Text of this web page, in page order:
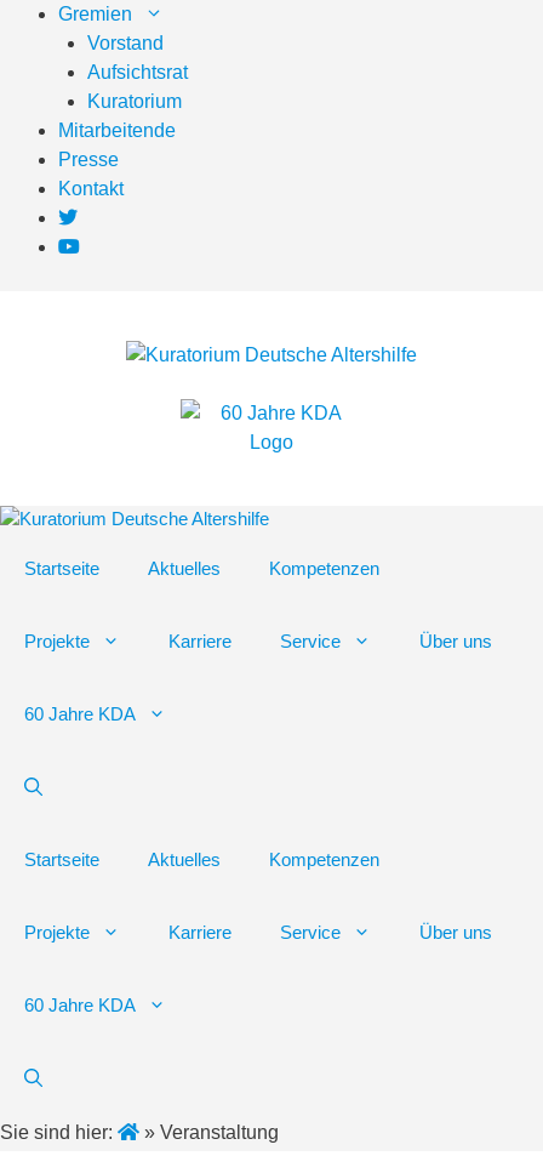
springen
Gremien
Vorstand
Aufsichtsrat
Kuratorium
Mitarbeitende
Presse
Kontakt
Startseite Aktuelles Kompetenzen
Projekte Karriere Service Über uns
60 Jahre KDA
Startseite Aktuelles Kompetenzen
Projekte Karriere Service Über uns
60 Jahre KDA
Sie sind hier: » Veranstaltung